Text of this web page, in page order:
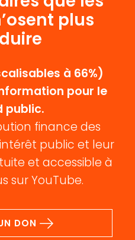
plus
à 66%)
pour le
public.
finance des
public et leur
et accessible à
sur YouTube.
DON